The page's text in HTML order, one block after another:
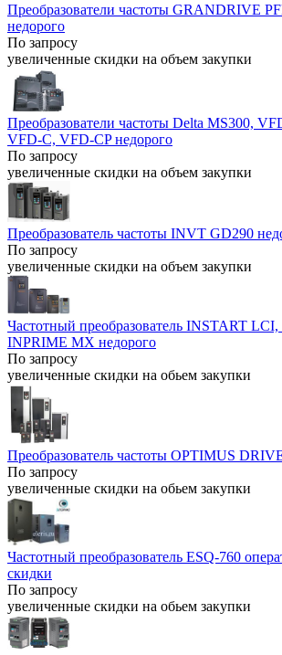
Преобразователи частоты GRANDRIVE
недорого
По запросу
увеличенные скидки на объем закупки
Преобразователи частоты Delta MS300,
VFD-C, VFD-CP недорого
По запросу
увеличенные скидки на объем закупки
Преобразователь частоты INVT GD290
По запросу
увеличенные скидки на объем закупки
Частотный преобразователь INSTART
INPRIME MX недорого
По запросу
увеличенные скидки на обьем закупки
Преобразователь частоты OPTIMUS
По запросу
увеличенные скидки на обьем закупки
Частотный преобразователь ESQ-760
скидки
По запросу
увеличенные скидки на обьем закупки